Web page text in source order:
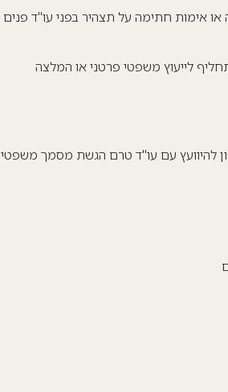
אימות חתימה על תצהיר בפני עו"ד פנים
לייעוץ משפטי פרטני או המלצה
להיוועץ עם עו"ד טרם הגשת מסמך משפטי